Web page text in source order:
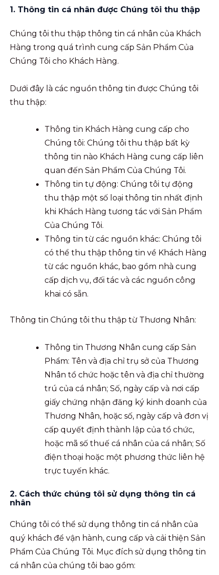
1. Thông tin cá nhân được Chúng tôi thu thập
Chúng tôi thu thập thông tin cá nhân của Khách
Hàng trong quá trình cung cấp Sản Phẩm Của
Chúng Tôi cho Khách Hàng.
Dưới đây là các nguồn thông tin được Chúng tôi
thu thập:
Thông tin Khách Hàng cung cấp cho
Chúng tôi: Chúng tôi thu thập bất kỳ
thông tin nào Khách Hàng cung cấp liên
quan đến Sản Phẩm Của Chúng Tôi.
Thông tin tự động: Chúng tôi tự động
thu thập một số loại thông tin nhất định
khi Khách Hàng tương tác với Sản Phẩm
Của Chúng Tôi.
Thông tin từ các nguồn khác: Chúng tôi
có thể thu thập thông tin về Khách Hàng
từ các nguồn khác, bao gồm nhà cung
cấp dịch vụ, đối tác và các nguồn công
khai có sẵn.
Thông tin Chúng tôi thu thập từ Thương Nhân:
Thông tin Thương Nhân cung cấp Sản
Phẩm: Tên và địa chỉ trụ sở của Thương
Nhân tổ chức hoặc tên và địa chỉ thường
trú của cá nhân; Số, ngày cấp và nơi cấp
giấy chứng nhận đăng ký kinh doanh của
Thương Nhân, hoặc số, ngày cấp và đơn vị
cấp quyết định thành lập của tổ chức,
hoặc mã số thuế cá nhân của cá nhân; Số
điện thoại hoặc một phương thức liên hệ
trực tuyến khác.
2. Cách thức chúng tôi sử dụng thông tin cá
nhân
Chúng tôi có thể sử dụng thông tin cá nhân của
quý khách để vận hành, cung cấp và cải thiện Sản
Phẩm Của Chúng Tôi. Mục đích sử dụng thông tin
cá nhân của chúng tôi bao gồm: